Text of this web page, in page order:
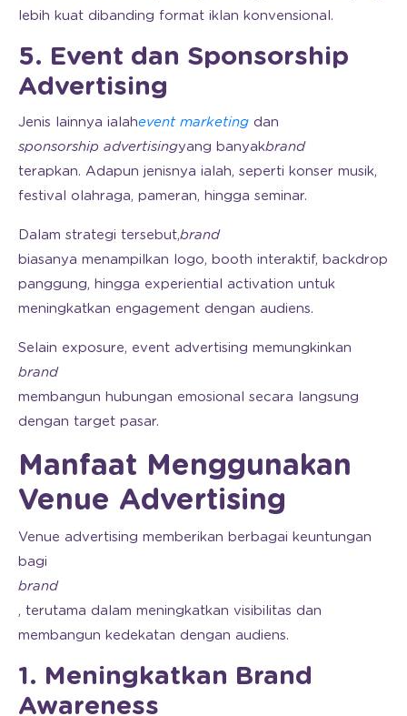
lebih kuat dibanding format iklan konvensional.
5. Event dan Sponsorship
Advertising
Jenis lainnya ialahevent marketing dan
sponsorship advertisingyang banyakbrand
terapkan. Adapun jenisnya ialah, seperti konser musik,
festival olahraga, pameran, hingga seminar.
Dalam strategi tersebut,brand
biasanya menampilkan logo, booth interaktif, backdrop
panggung, hingga experiential activation untuk
meningkatkan engagement dengan audiens.
Selain exposure, event advertising memungkinkan
brand
membangun hubungan emosional secara langsung
dengan target pasar.
Manfaat Menggunakan
Venue Advertising
Venue advertising memberikan berbagai keuntungan
bagi
brand
, terutama dalam meningkatkan visibilitas dan
membangun kedekatan dengan audiens.
1. Meningkatkan Brand
Awareness